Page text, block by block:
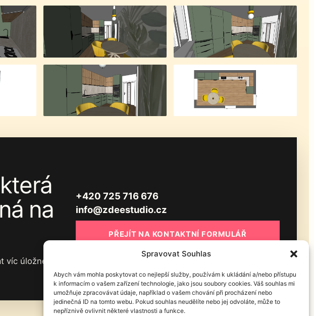
Spravovat Souhlas
Abych vám mohla poskytovat co nejlepší služby, používám k ukládání a/nebo přístupu
k informacím o vašem zařízení technologie, jako jsou soubory cookies. Váš souhlas mi
umožňuje zpracovávat údaje, například o vašem chování při procházení nebo
jedinečná ID na tomto webu. Pokud souhlas neudělíte nebo jej odvoláte, může to
nepříznivě ovlivnit některé vlastnosti a funkce.
na
úložného
+420 725 716 676
info@zdeestudio.cz
PŘEJÍT NA KONTAKTNÍ FORMULÁŘ